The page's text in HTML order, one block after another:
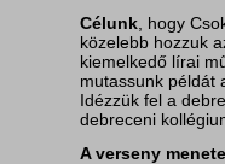
Célunk, hogy
közelebb hozzuk
kiemelkedő lírai
mutassunk példát
Idézzük fel a
debreceni
A verseny menete